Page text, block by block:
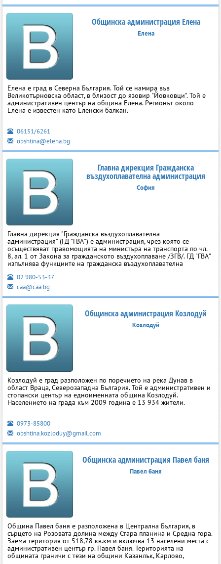
Общинска администрация Елена
Елена
Елена е град в Северна България. Той се намира във
Великотърновска област, в близост до язовир "Йовковци". Той е
административен център на община Елена. Регионът около
Елена е известен като Еленски балкан.
06151/6261
obshtina@elena.bg
Главна дирекция Гражданска
въздухоплавателна администрация
София
Главна дирекция "Гражданска въздухоплавателна
администрация" (ГД "ГВА") е администрация, чрез която се
осъществяват правомощията на министъра на транспорта по чл.
8, ал. 1 от Закона за гражданското въздухоплаване /ЗГВ/. ГД "ГВА"
изпълнява функциите на гражданска въздухоплавателна
02 980-53-37
caa@caa.bg
Общинска администрация Козлодуй
Козлодуй
Козлодуй е град разположен по поречието на река Дунав в
област Враца, Северозападна България. Той е административен и
стопански център на едноименната община Козлодуй.
Населението на града към 2009 година е 13 934 жители.
0973-85800
obshtina.kozloduy@gmail.com
Общинска администрация Павел баня
Павел баня
Община Павел баня е разположена в Централна България, в
сърцето на Розовата долина между Стара планина и Средна гора.
Заема територия от 518,78 кв.км и включва 13 населени места с
административен център гр. Павел баня. Територията на
общината граничи с тези на общини Казанлък, Карлово,